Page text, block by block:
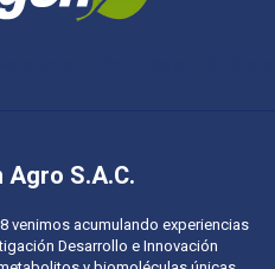
Agro S.A.C.
venimos acumulando experiencias
Desarrollo e Innovación